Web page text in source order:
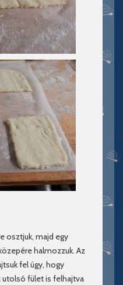
osztjuk, majd egy
halmozzuk. Az
fel úgy, hogy
utolsó fület is felhajtva